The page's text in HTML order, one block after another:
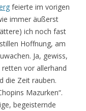
feierte im vorigen
immer äußerst
ich noch fast
Hoffnung, am
Ja, gewiss,
vor allerhand
die Zeit rauben.
Mazurken“.
begeisternde